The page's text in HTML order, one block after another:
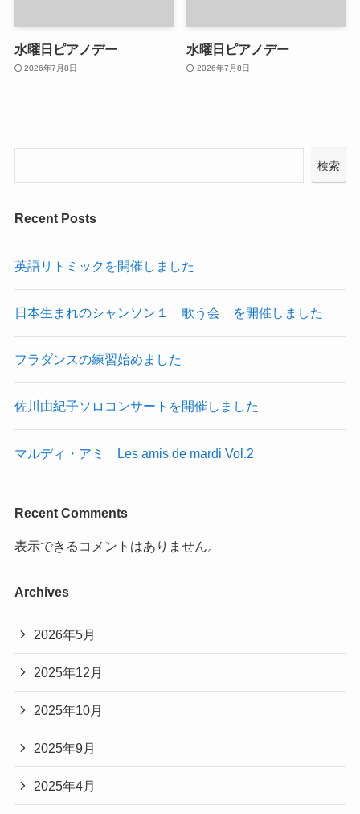
水曜日ピアノデー
2026年7月8日
水曜日ピアノデー
2026年7月8日
検索
Recent Posts
英語リトミックを開催しました
日本生まれのシャンソン１ 歌う会 を開催しました
フラダンスの練習始めました
佐川由紀子ソロコンサートを開催しました
マルディ・アミ Les amis de mardi Vol.2
Recent Comments
表示できるコメントはありません。
Archives
2026年5月
2025年12月
2025年10月
2025年9月
2025年4月